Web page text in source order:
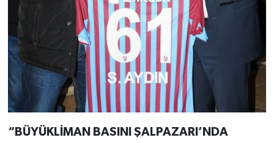
“BÜYÜKLİMAN BASINI ŞALPAZARI’NDA